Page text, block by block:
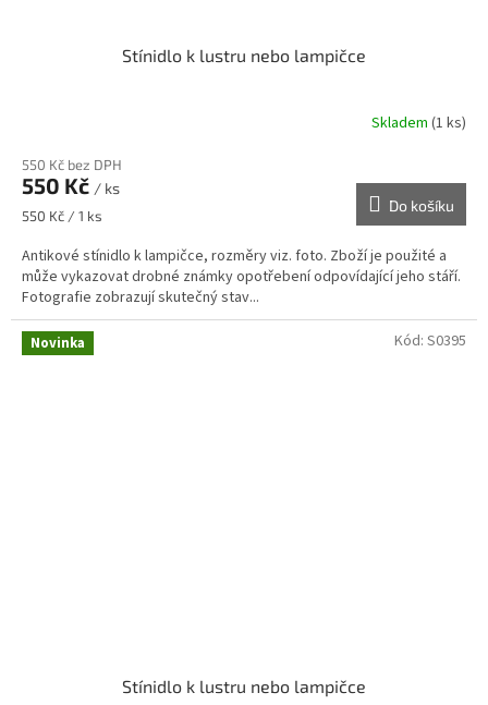
Stínidlo k lustru nebo lampičce
Skladem (1 ks)
550 Kč bez DPH
550 Kč / ks
Měrná
550 Kč / 1 ks
Do košíku
Antikové stínidlo k lampičce, rozměry viz. foto. Zboží je použité a
může vykazovat drobné známky opotřebení odpovídající jeho stáří.
Fotografie zobrazují skutečný stav...
Novinka
Stínidlo k lustru nebo lampičce
Kód: S0395